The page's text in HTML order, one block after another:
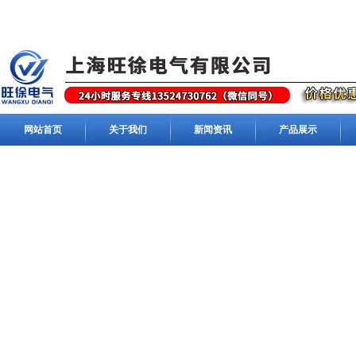
网站首页 关于我们 新闻资讯 产品展示